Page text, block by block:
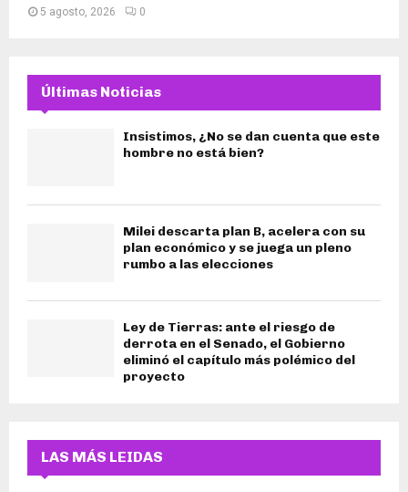
5 agosto, 2026 0
Últimas Noticias
Insistimos, ¿No se dan cuenta que este
hombre no está bien?
Milei descarta plan B, acelera con su
plan económico y se juega un pleno
rumbo a las elecciones
Ley de Tierras: ante el riesgo de
derrota en el Senado, el Gobierno
eliminó el capítulo más polémico del
proyecto
LAS MÁS LEIDAS